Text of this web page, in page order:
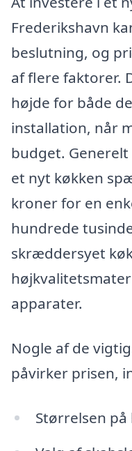
Frederikshavn
beslutning, og
af flere faktorer.
højde for både
installation, når
budget.
et nyt køkken
kroner for en
hundrede
skræddersyet
apparater.
Nogle af de
påvirker prisen,
Størrelsen